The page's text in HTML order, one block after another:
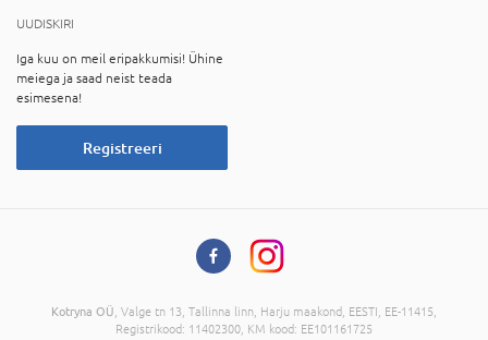
UUDISKIRI
Iga kuu on meil eripakkumisi! Ühine
meiega ja saad neist teada
esimesena!
Registreeri
Kotryna OÜ , Valge tn 13, Tallinna linn, Harju maakond, EESTI, EE-11415,
Registrikood: 11402300, KM kood: EE101161725